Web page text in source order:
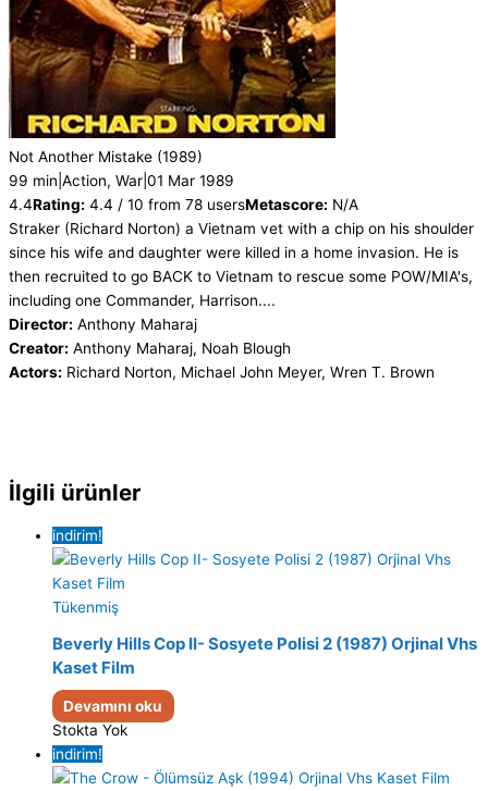
Not Another Mistake (1989)
99 min Action, War 01 Mar 1989
4.4Rating: 4.4 / 10 from 78 usersMetascore: N/A
Straker (Richard Norton) a Vietnam vet with a chip on his shoulder
since his wife and daughter were killed in a home invasion. He is
then recruited to go BACK to Vietnam to rescue some POW/MIA's,
including one Commander, Harrison....
Director: Anthony Maharaj
Creator: Anthony Maharaj, Noah Blough
Actors: Richard Norton, Michael John Meyer, Wren T. Brown
İlgili ürünler
indirim!
Tükenmiş
Beverly Hills Cop II- Sosyete Polisi 2 (1987) Orjinal Vhs
Kaset Film
Devamını oku
Stokta Yok
indirim!